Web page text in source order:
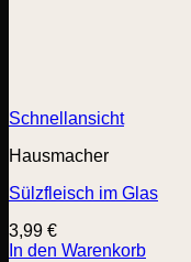
Schnellansicht
Hausmacher
Sülzfleisch im Glas
3,99 €
In den Warenkorb